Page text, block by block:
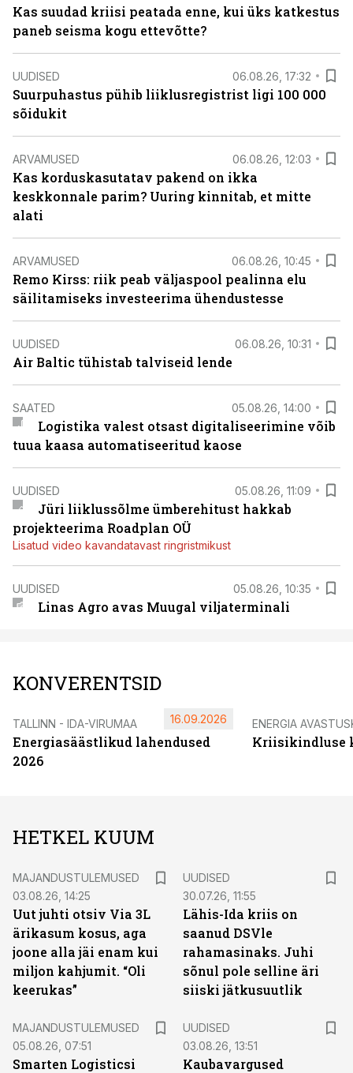
Kas suudad kriisi peatada enne, kui üks katkestus
paneb seisma kogu ettevõtte?
UUDISED 06.08.26, 17:32
Suurpuhastus pühib liiklusregistrist ligi 100 000
sõidukit
ARVAMUSED 06.08.26, 12:03
Kas korduskasutatav pakend on ikka
keskkonnale parim? Uuring kinnitab, et mitte
alati
ARVAMUSED 06.08.26, 10:45
Remo Kirss: riik peab väljaspool pealinna elu
säilitamiseks investeerima ühendustesse
UUDISED 06.08.26, 10:31
Air Baltic tühistab talviseid lende
SAATED 05.08.26, 14:00
Logistika valest otsast digitaliseerimine võib
tuua kaasa automatiseeritud kaose
UUDISED 05.08.26, 11:09
Jüri liiklussõlme ümberehitust hakkab
projekteerima Roadplan OÜ
Lisatud video kavandatavast ringristmikust
UUDISED 05.08.26, 10:35
Linas Agro avas Muugal viljaterminali
KONVERENTSID
TALLINN - IDA-VIRUMAA
Energiasäästlikud lahendused
2026
16.09.2026 ENERGIA
Kriisikindluse
HETKEL KUUM
MAJANDUSTULEMUSED
03.08.26, 14:25
Uut juhti otsiv Via 3L
ärikasum kosus, aga
joone alla jäi enam kui
miljon kahjumit. “Oli
keerukas”
UUDISED
30.07.26, 11:55
Lähis-Ida kriis on
saanud DSVle
rahamasinaks. Juhi
sõnul pole selline äri
siiski jätkusuutlik
MAJANDUSTULEMUSED
05.08.26, 07:51
Smarten Logisticsi
UUDISED
03.08.26, 13:51
Kaubavargused